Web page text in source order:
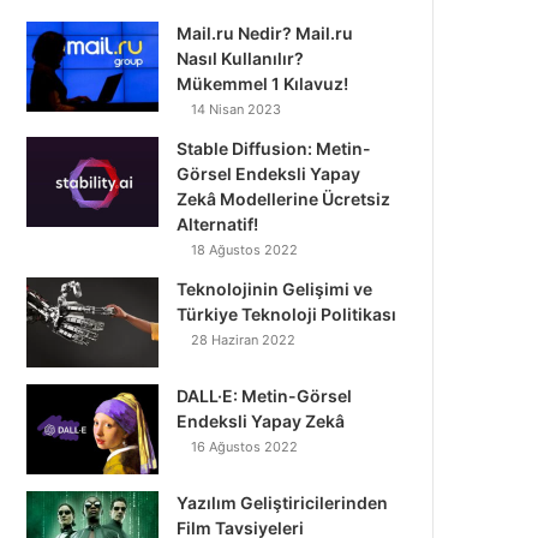
Mail.ru Nedir? Mail.ru
Nasıl Kullanılır?
Mükemmel 1 Kılavuz!
14 Nisan 2023
Stable Diffusion: Metin-
Görsel Endeksli Yapay
Zekâ Modellerine Ücretsiz
Alternatif!
18 Ağustos 2022
Teknolojinin Gelişimi ve
Türkiye Teknoloji Politikası
28 Haziran 2022
DALL·E: Metin-Görsel
Endeksli Yapay Zekâ
16 Ağustos 2022
Yazılım Geliştiricilerinden
Film Tavsiyeleri